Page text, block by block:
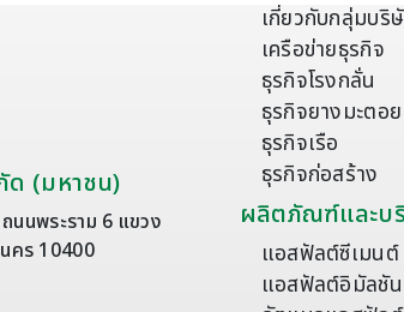
ด (มหาชน)
นนพระราม 6 แขวง
คร 10400
เกี่ยวกับกลุ่มบริ
เครือข่ายธุรกิจ
ธุรกิจโรงกลั่น
ธุรกิจยางมะตอย
ธุรกิจเรือ
ธุรกิจก่อสร้าง
ผลิตภัณฑ์และบ
แอสฟัลต์ซีเมนต์
แอสฟัลต์อิมัลชัน